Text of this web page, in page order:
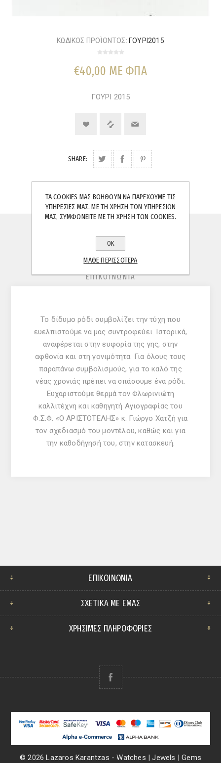
ΚΩΔΙΚΟΣ ΠΡΟΪΟΝΤΟΣ: ΓΟΥΡΙ2015
€40,00 ΜΕ ΦΠΑ
ΓΟΥΡΙ 2015
SHARE:
ΕΠΙΚΟΙΝΩΝΊΑ
Το δίδυμο ρόδι συμβολίζει την τύχη που
ευελπιστούμε να μας συντροφεύει. Ιστορικά,
αναφέρεται στην ευφορία της γης, στην
αφθονία και στη γονιμότητα. Για όλους τους
παραπάνω συμβολισμούς, για το καλό της
νέας χρονιάς πρέπει να σπάσουμε ένα ρόδι.
Ευχαριστούμε θερμά τον Φλωρινιώτη
καλλιτέχνη και καθηγητή Αγιογραφίας του
Φ.Σ.Φ. «Ο ΑΡΙΣΤΟΤΕΛΗΣ» κ. Γιώργο Χατζή για
τον σχεδιασμό του μοντέλου, καθώς και για
την καθοδήγησή του, στην κατασκευή.
ΕΠΙΚΟΙΝΩΝΊΑ
ΣΧΕΤΙΚΆ ΜΕ ΕΜΆΣ
ΧΡΗΣΙΜΕΣ ΠΛΗΡΟΦΟΡΙΕΣ
© 2026 Lazaros Karantzas - Watches | Jewels | Gems
ΤΑ COOKIES ΜΑΣ ΒΟΗΘΟΎΝ ΝΑ ΠΑΡΈΧΟΥΜΕ ΤΙΣ
ΥΠΗΡΕΣΊΕΣ ΜΑΣ. ΜΕ ΤΗ ΧΡΉΣΗ ΤΩΝ ΥΠΗΡΕΣΙΏΝ
ΜΑΣ, ΣΥΜΦΩΝΕΊΤΕ ΜΕ ΤΗ ΧΡΉΣΗ ΤΩΝ COOKIES.
ΟΚ
ΜΆΘΕ ΠΕΡΙΣΣΌΤΕΡΑ